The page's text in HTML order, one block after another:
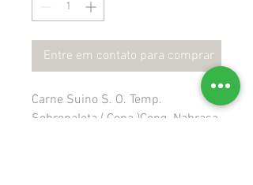
Entre em contato para comprar
Carne Suino S. O. Temp.
Sobrepaleta ( Copa )Cong. Nabrasa